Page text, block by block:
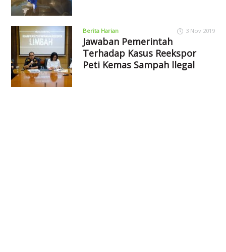
Berita Harian 3 Nov 2019
Jawaban Pemerintah
Terhadap Kasus Reekspor
Peti Kemas Sampah llegal